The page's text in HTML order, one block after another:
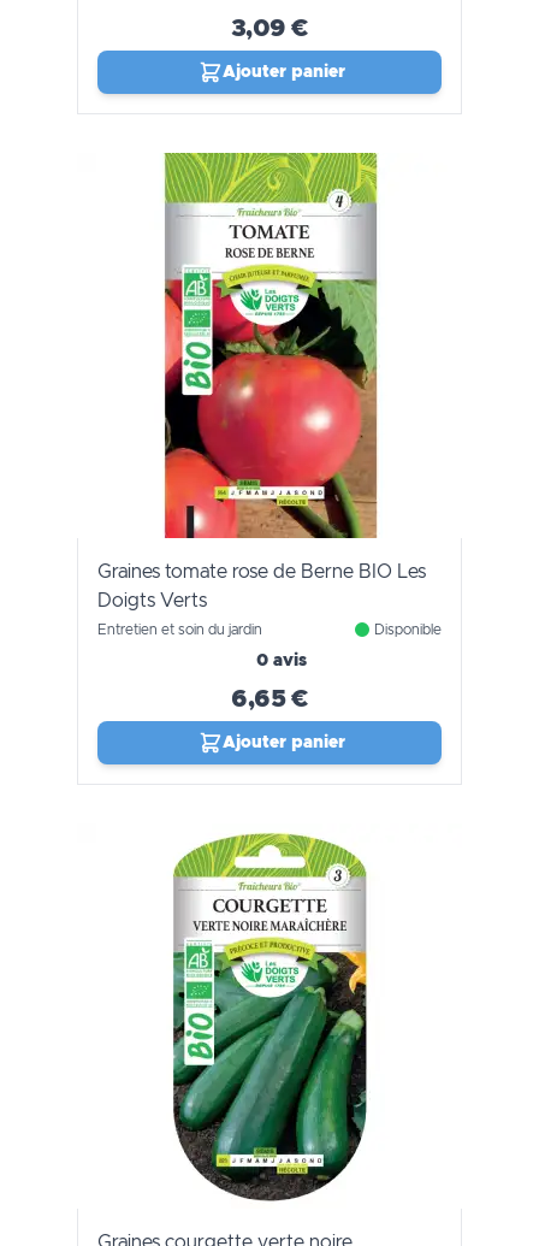
3,09 €
Ajouter panier
Graines tomate rose de Berne BIO Les
Doigts Verts
Entretien et soin du jardin Disponible
0 avis
6,65 €
Ajouter panier